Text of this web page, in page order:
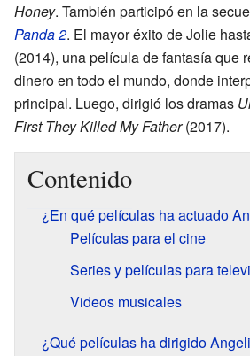
Honey. También participó en la
Panda 2. El mayor éxito de Jolie
(2014), una película de fantasía que
dinero en todo el mundo, donde
principal. Luego, dirigió los dramas
First They Killed My Father(2017).
Contenido
¿En qué películas ha actuado
Películas para el cine
Series y películas para
Videos musicales
¿Qué películas ha dirigido